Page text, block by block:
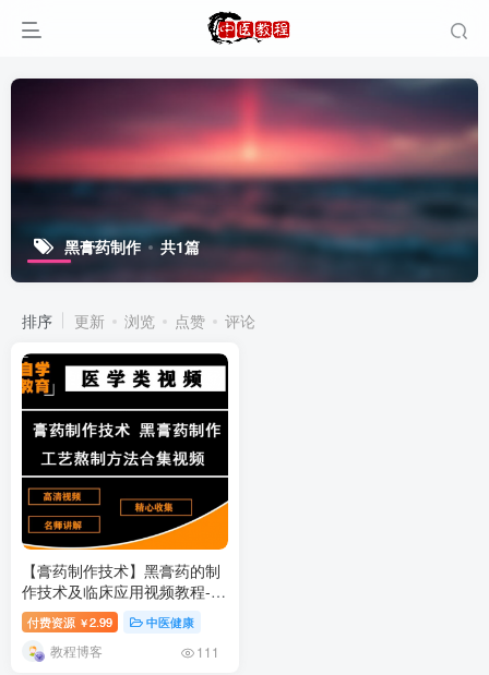
黑膏药制作 共1篇
排序 更新 浏览 点赞 评论
【膏药制作技术】黑膏药的制
作技术及临床应用视频教程-百
度网盘下载
付费资源 ￥2.99 中医健康
教程博客 111